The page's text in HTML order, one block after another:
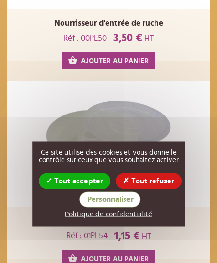
Nourrisseur d'entrée de ruche
Réf : 00PL50
3,50 € HT
AJOUTER AU PANIER
Cabochon pour nourrisseur ROND
Réf : 01PL54
1,15 € HT
AJOUTER AU PANIER
Ce site utilise des cookies et vous donne le
contrôle sur ceux que vous souhaitez activer
Tout accepter Tout refuser
Personnaliser
Politique de confidentialité